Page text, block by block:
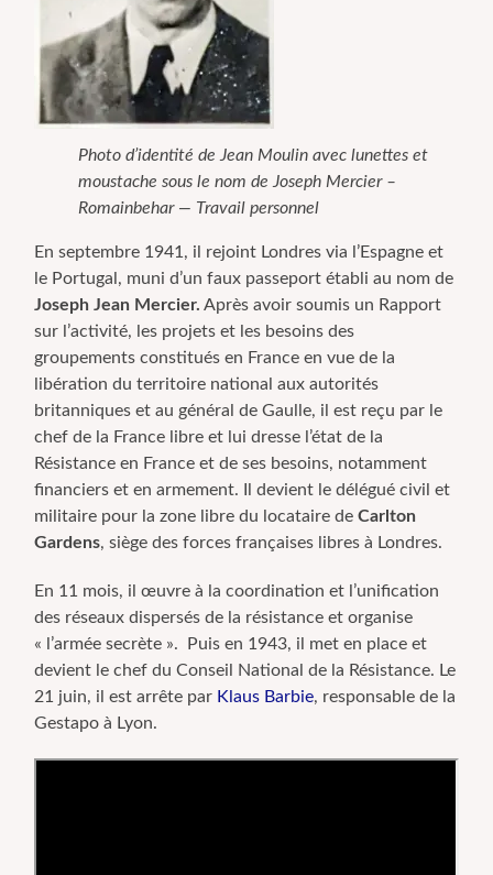
Photo d’identité de Jean Moulin avec lunettes et
moustache sous le nom de Joseph Mercier –
Romainbehar — Travail personnel
En septembre 1941, il rejoint Londres via l’Espagne et
le Portugal, muni d’un faux passeport établi au nom de
Joseph Jean Mercier. Après avoir soumis un Rapport
sur l’activité, les projets et les besoins des
groupements constitués en France en vue de la
libération du territoire national aux autorités
britanniques et au général de Gaulle, il est reçu par le
chef de la France libre et lui dresse l’état de la
Résistance en France et de ses besoins, notamment
financiers et en armement. Il devient le délégué civil et
militaire pour la zone libre du locataire deCarlton
Gardens, siège des forces françaises libres à Londres.
En 11 mois, il œuvre à la coordination et l’unification
des réseaux dispersés de la résistance et organise
« l’armée secrète ». Puis en 1943, il met en place et
devient le chef duConseil National de la Résistance. Le
21 juin, il est arrête par Klaus Barbie, responsable de la
Gestapo à Lyon.